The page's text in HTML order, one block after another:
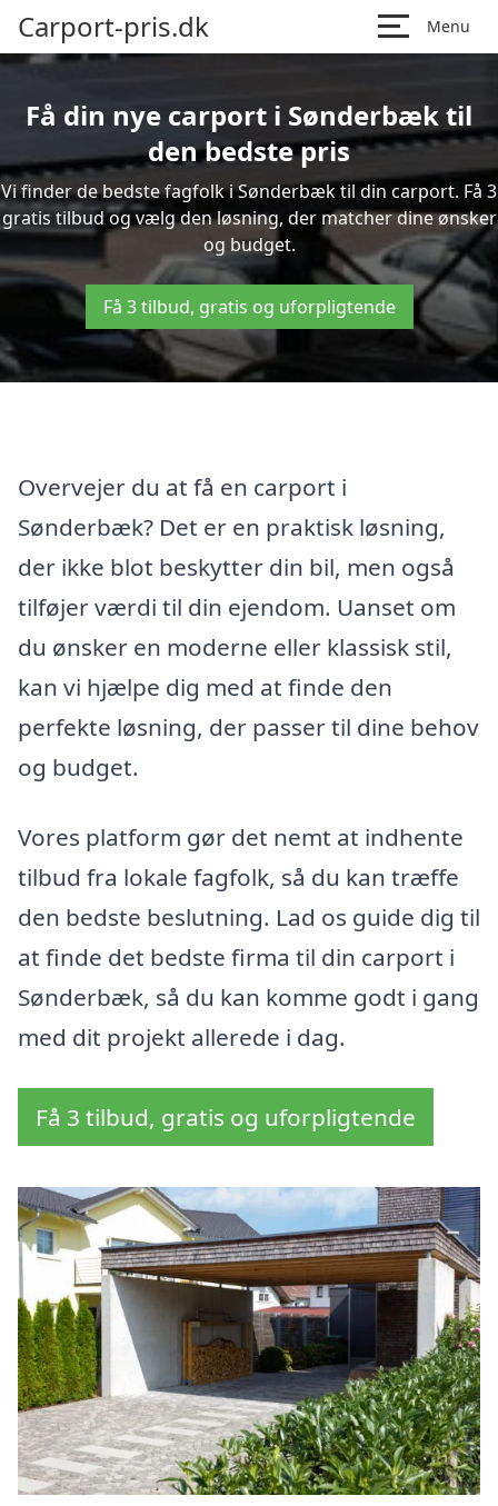
Carport-pris.dk Menu
Få din nye carport i Sønderbæk til
den bedste pris
Vi finder de bedste fagfolk i Sønderbæk til din carport. Få 3
gratis tilbud og vælg den løsning, der matcher dine ønsker
og budget.
Få 3 tilbud, gratis og uforpligtende
Overvejer du at få en carport i
Sønderbæk? Det er en praktisk løsning,
der ikke blot beskytter din bil, men også
tilføjer værdi til din ejendom. Uanset om
du ønsker en moderne eller klassisk stil,
kan vi hjælpe dig med at finde den
perfekte løsning, der passer til dine behov
og budget.
Vores platform gør det nemt at indhente
tilbud fra lokale fagfolk, så du kan træffe
den bedste beslutning. Lad os guide dig til
at finde det bedste firma til din carport i
Sønderbæk, så du kan komme godt i gang
med dit projekt allerede i dag.
Få 3 tilbud, gratis og uforpligtende